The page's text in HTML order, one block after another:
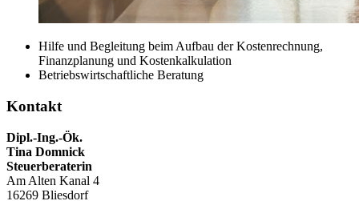
Hilfe und Begleitung beim Aufbau der Kostenrechnung,
Finanzplanung und Kostenkalkulation
Betriebswirtschaftliche Beratung
Kontakt
Dipl.-Ing.-Ök.
Tina Domnick
Steuerberaterin
Am Alten Kanal 4
16269 Bliesdorf